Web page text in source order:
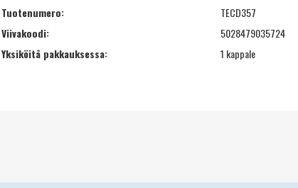
Tuotenumero:
TECD357
Viivakoodi:
5028479035724
Yksiköitä pakkauksessa:
1 kappale